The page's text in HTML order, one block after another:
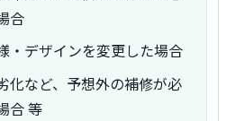
合
・デザインを変更した場合
化など、予想外の補修が必
合 等